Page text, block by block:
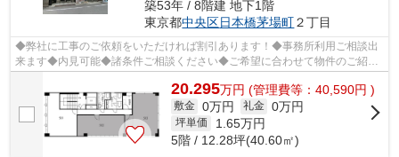
築53年 / 8階建 地下1階
東京都中央区日本橋茅場町２丁目
◆弊社に工事のご依頼をいただければ割引あります！◆事務所利用ご相談出
来ます◆内見可能◆諸条件ご相談ください◆ご希望に合わせて物件のご紹介
可能です◆業種・ご希望条件等お気軽にお問...
20.295万円 (管理費等：40,590円 )
敷金 0万円 礼金 0万円
坪単価 1.65万円
5階 / 12.28坪(40.60㎡)